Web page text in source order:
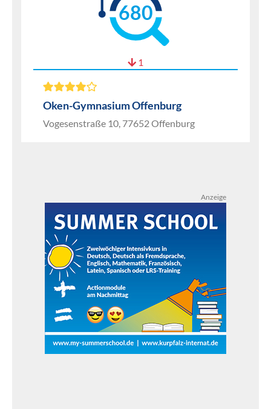
680
1
Oken-Gymnasium Offenburg
Vogesenstraße 10, 77652 Offenburg
Anzeige